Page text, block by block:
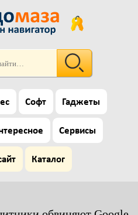
Софт Гаджеты
Сервисы
Каталог